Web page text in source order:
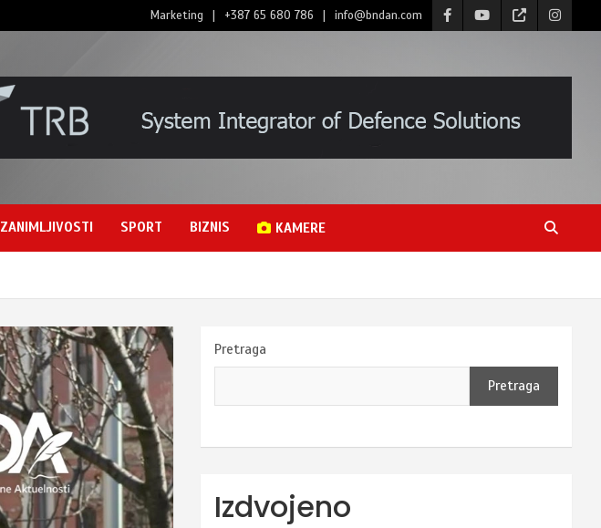
Marketing +387 65 680 786 info@bndan.com
ZANIMLJIVOSTI SPORT BIZNIS KAMERE
Pretraga
Pretraga
Izdvojeno